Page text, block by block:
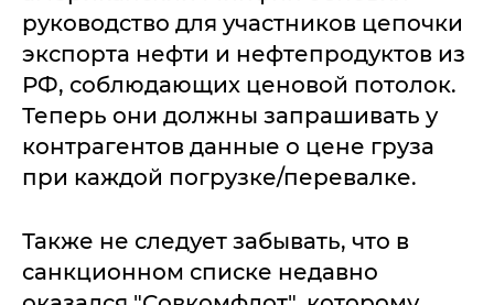
руководство для участников цепочки
экспорта нефти и нефтепродуктов из
РФ, соблюдающих ценовой потолок.
Теперь они должны запрашивать у
контрагентов данные о цене груза
при каждой погрузке/перевалке.
Также не следует забывать, что в
санкционном списке недавно